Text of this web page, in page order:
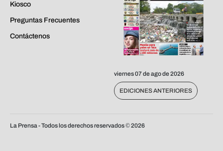
Kiosco
Preguntas Frecuentes
Contáctenos
viernes 07 de ago de 2026
EDICIONES ANTERIORES
La Prensa - Todos los derechos reservados ©2026